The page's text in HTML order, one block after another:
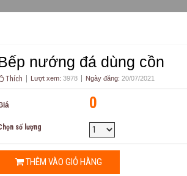
nướng đá dùng cồn
Thích Lượt xem: 3978 Ngày đăng: 20/07/2021
0
số lượng
THÊM VÀO GIỎ HÀNG